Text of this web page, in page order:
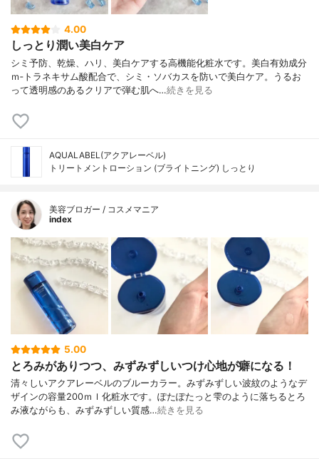
4.00
しっとり潤い美白ケア
シミ予防、乾燥、ハリ、美白ケアする高機能化粧水です。美白有効成分
ｍ‐トラネキサム酸配合で、シミ・ソバカスを防いで美白ケア。うるお
って透明感のあるクリアで弾む肌へ…続きを見る
AQUALABEL(アクアレーベル)
トリートメントローション (ブライトニング) しっとり
美容ブロガー / コスメマニア
index
5.00
とろみがありつつ、みずみずしいつけ心地が癖になる！
清々しいアクアレーベルのブルーカラー。みずみずしい波紋のようなデ
ザインの容量200ｍｌ化粧水です。ぽたぽたっと雫のように落ちるとろ
み液ながらも、みずみずしい質感…続きを見る